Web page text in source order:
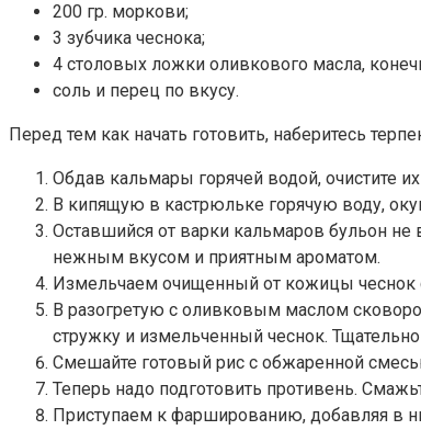
200 гр. моркови;
3 зубчика чеснока;
4 столовых ложки оливкового масла,
соль и перец по вкусу.
Перед тем как начать готовить, наберитесь
Обдав кальмары горячей водой, очистите
В кипящую в кастрюльке горячую воду,
Оставшийся от варки кальмаров бульон
нежным вкусом и приятным ароматом.
Измельчаем очищенный от кожицы чеснок
В разогретую с оливковым маслом
стружку и измельченный чеснок.
Смешайте готовый рис с обжаренной
Теперь надо подготовить противень.
Приступаем к фаршированию, добавляя в